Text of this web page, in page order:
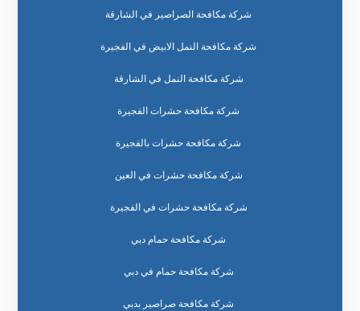
شركة مكافحة الصراصير في الشارقة
شركة مكافحة النمل الابيض في الفجيرة
شركة مكافحة النمل في الشارقة
شركة مكافحة حشرات الفجيرة
شركة مكافحة حشرات بالفجيرة
شركة مكافحة حشرات في العين
شركة مكافحة حشرات في الفجيرة
شركة مكافحة حمام دبي
شركة مكافحة حمام في دبي
شركة مكافحة صراصير بدبي